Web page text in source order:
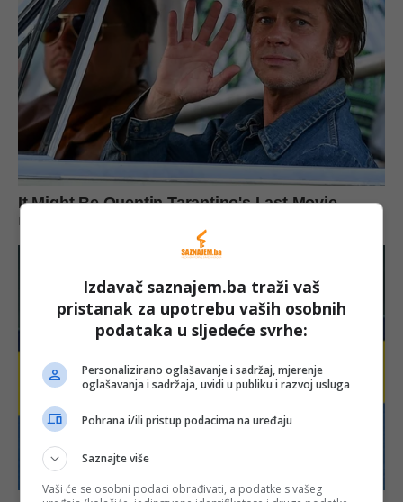
Izdavač saznajem.ba traži vaš
pristanak za upotrebu vaših osobnih
podataka u sljedeće svrhe:
Personalizirano oglašavanje i sadržaj, mjerenje
oglašavanja i sadržaja, uvidi u publiku i razvoj usluga
Pohrana i/ili pristup podacima na uređaju
Saznajte više
Vaši će se osobni podaci obrađivati, a podatke s vašeg